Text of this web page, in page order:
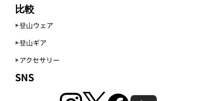
比較
登山ウェア
登山ギア
アクセサリー
SNS